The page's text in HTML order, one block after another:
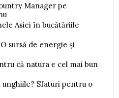
Manager pe
Asiei în bucătăriile
sursă de energie și
că natura e cel mai bun
Sfaturi pentru o